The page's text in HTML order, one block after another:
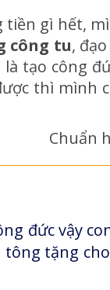
tiền gì hết,
công tu,
tạo công
thì mình
Chuẩn
đức vậy
tặng